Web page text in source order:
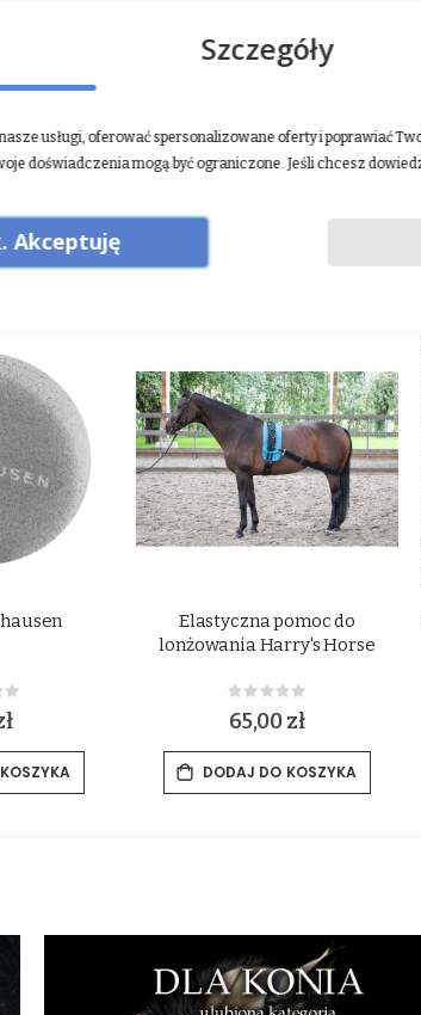
Elastyczna pomoc do
lonżowania Harry's Horse
Rating:
0%
65,00 zł
DODAJ DO KOSZYKA
Szczegóły
usługi, oferować spersonalizowane oferty i poprawiać
doświadczenia mogą być ograniczone. Jeśli chcesz
Akceptuję